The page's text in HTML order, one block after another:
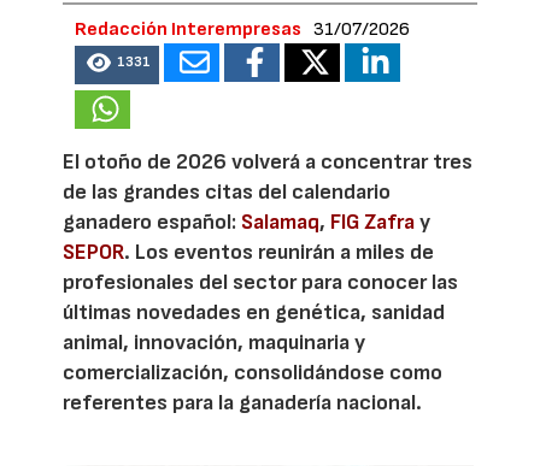
Redacción Interempresas 31/07/2026
1331
El otoño de 2026 volverá a concentrar tres
de las grandes citas del calendario
ganadero español: Salamaq, FIG Zafray
SEPOR. Los eventos reunirán a miles de
profesionales del sector para conocer las
últimas novedades en genética, sanidad
animal, innovación, maquinaria y
comercialización, consolidándose como
referentes para la ganadería nacional.